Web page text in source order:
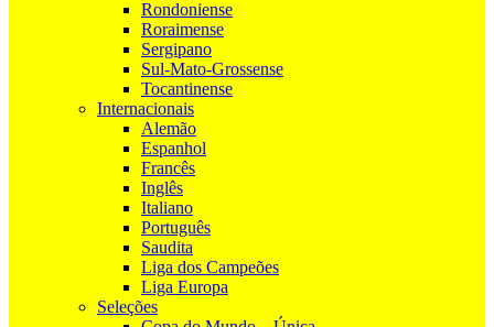
Rondoniense
Roraimense
Sergipano
Sul-Mato-Grossense
Tocantinense
Internacionais
Alemão
Espanhol
Francês
Inglês
Italiano
Português
Saudita
Liga dos Campeões
Liga Europa
Seleções